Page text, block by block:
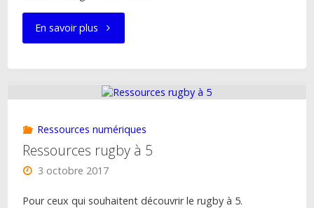
En savoir plus"Ressources
à
Ressources numériques
Ressources rugby à 5
3 octobre 2017
Pour ceux qui souhaitent découvrir le rugby à 5.